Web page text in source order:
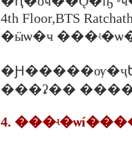
4th Floor,BTS
�ӹѡ�ҹ ���ʵ�ѡ�/
���ʡ�� ����
4.